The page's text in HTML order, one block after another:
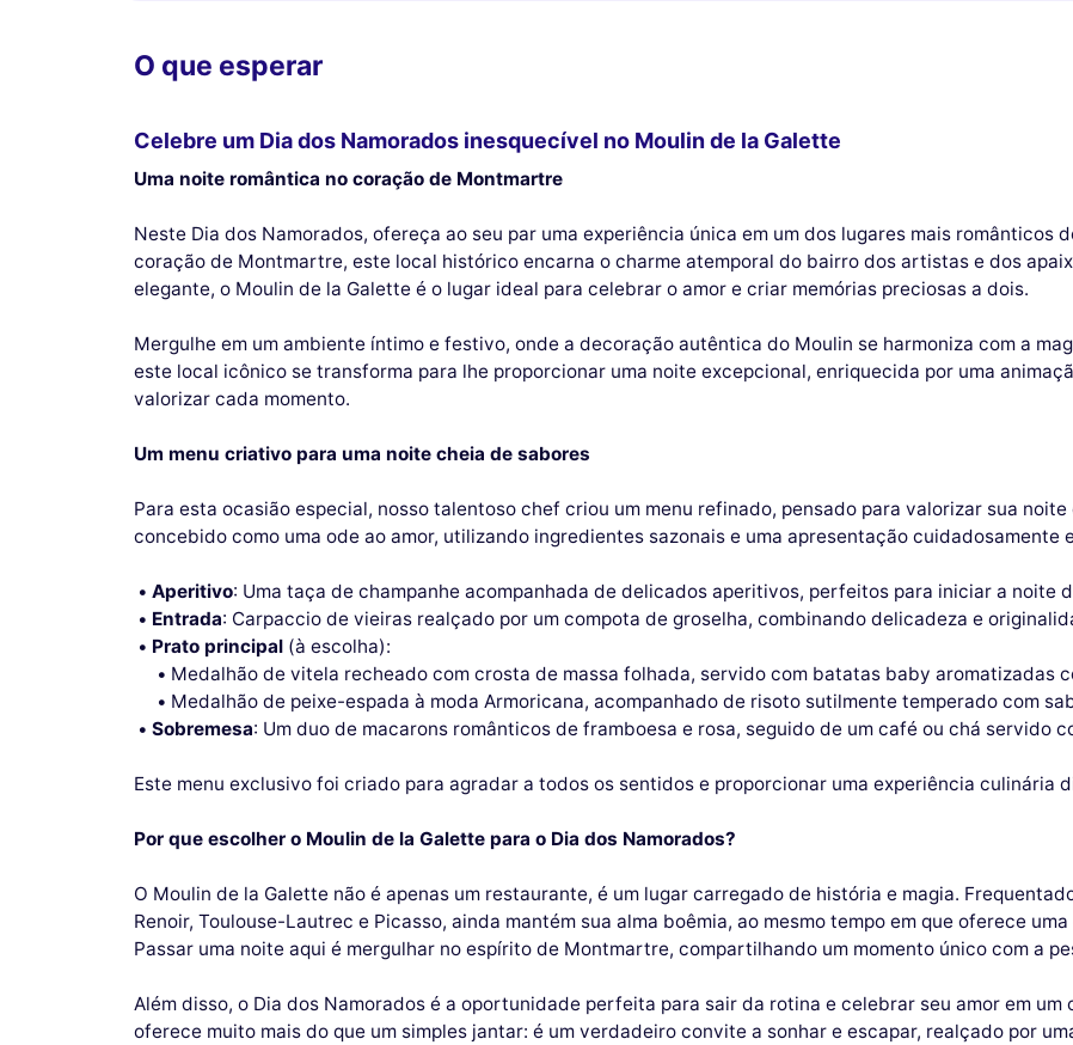
O que esperar
Celebre um Dia dos Namorados inesquecível no Moulin de la Galette
Uma noite romântica no coração de Montmartre
Neste Dia dos Namorados, ofereça ao seu par uma experiência única em um dos lugares mais românticos
coração de Montmartre, este local histórico encarna o charme atemporal do bairro dos artistas e dos
elegante, o Moulin de la Galette é o lugar ideal para celebrar o amor e criar memórias preciosas a dois.
Mergulhe em um ambiente íntimo e festivo, onde a decoração autêntica do Moulin se harmoniza com a
este local icônico se transforma para lhe proporcionar uma noite excepcional, enriquecida por uma
valorizar cada momento.
Um menu criativo para uma noite cheia de sabores
Para esta ocasião especial, nosso talentoso chef criou um menu refinado, pensado para valorizar sua
concebido como uma ode ao amor, utilizando ingredientes sazonais e uma apresentação cuidadosamente
Aperitivo: Uma taça de champanhe acompanhada de delicados aperitivos, perfeitos para iniciar a noite
Entrada: Carpaccio de vieiras realçado por um compota de groselha, combinando delicadeza e
Prato principal (à escolha):
Medalhão de vitela recheado com crosta de massa folhada, servido com batatas baby aromatizadas
Medalhão de peixe-espada à moda Armoricana, acompanhado de risoto sutilmente temperado com
Sobremesa: Um duo de macarons românticos de framboesa e rosa, seguido de um café ou chá servido
Este menu exclusivo foi criado para agradar a todos os sentidos e proporcionar uma experiência culinária
Por que escolher o Moulin de la Galette para o Dia dos Namorados?
O Moulin de la Galette não é apenas um restaurante, é um lugar carregado de história e magia.
Renoir, Toulouse-Lautrec e Picasso, ainda mantém sua alma boêmia, ao mesmo tempo em que oferece
Passar uma noite aqui é mergulhar no espírito de Montmartre, compartilhando um momento único com a
Além disso, o Dia dos Namorados é a oportunidade perfeita para sair da rotina e celebrar seu amor em
oferece muito mais do que um simples jantar: é um verdadeiro convite a sonhar e escapar, realçado por